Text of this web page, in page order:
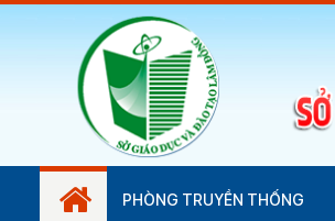
PHÒNG TRUYỀN THỐNG